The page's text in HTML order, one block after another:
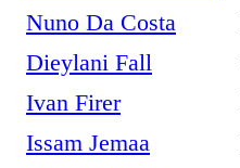
Nuno Da Costa
Dieylani Fall
Ivan Firer
Issam Jemaa